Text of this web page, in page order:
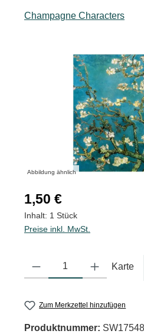
Champagne Characters
Bildergalerie überspringen
Abbildung ähnlich
Regulärer Preis:
1,50 €
Inhalt: 1 Stück
Preise inkl. MwSt.
Produkt Anzahl: Gib den
Karte
Zum Merkzettel hinzufügen
Produktnummer: SW17548